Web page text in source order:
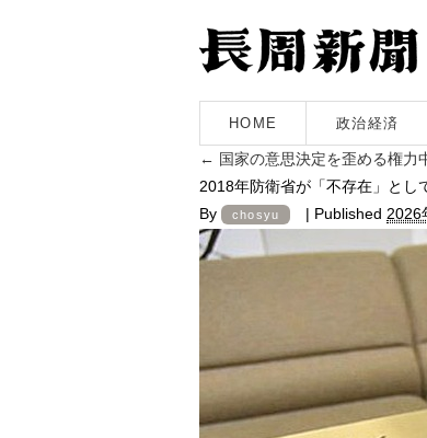
HOME 政治経済
← 国家の意思決定を歪める権
2018年防衛省が「不存在」とし
By
chosyu | Published 2026